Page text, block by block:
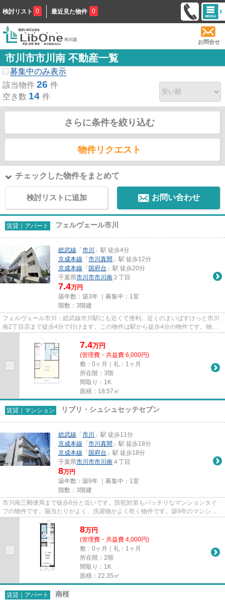
検討リスト 0 最近見た物件 0
お問合せ
市川市市川南 不動産一覧
募集中のみ表示
該当物件 26 件
空き数 14 件
さらに条件を絞り込む
物件リクエスト
チェックした物件をまとめて
検討リストに追加 お問い合わせ
賃貸｜アパート フェルヴェール市川
総武線 「 市川
」駅 徒歩4分
京成本線 「 市川真間 」駅 徒歩12分
京成本線 「 国府台 」駅 徒歩20分
千葉県市川市市川南 ２丁目
7.4万円
築年数：築3年 ｜募集中： 1室
階数：3階建
フェルヴェール市川：総武線市川駅にも近くて便利。近くのまいばすけっと市川
南2丁目店まで徒歩4分で行けます。この物件は駅から徒歩4分の物件です。物件
7.4万円
(管理費・共益費 6,000円)
敷：0ヶ月｜礼：1ヶ月
所在階：3階
間取り：1K
面積：18.57㎡
賃貸｜マンション リブリ・シュシュセッテセブン
総武線 「 市川
」駅 徒歩11分
京成本線 「 市川真間 」駅 徒歩18分
京成本線 「 国府台 」駅 徒歩18分
千葉県市川市市川南 ４丁目
8万円
築年数：築9年 ｜募集中： 1室
階数：3階建
市川南三郵便局まで徒歩6分と近いです。防犯対策もバッチリなマンションタイ
プの物件です。陽当たりがよく、洗濯物がよく乾く物件です。築9年のマンショ
ン。市川市エリアと総武線市川...
8万円
(管理費・共益費 4,000円)
敷：0ヶ月｜礼：1ヶ月
所在階：2階
間取り：1K
面積：22.35㎡
賃貸｜アパート 南桜